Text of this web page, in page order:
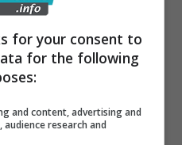
in versione
20 Novembre 2020
for your consent to
for the following
and content, advertising and
research and